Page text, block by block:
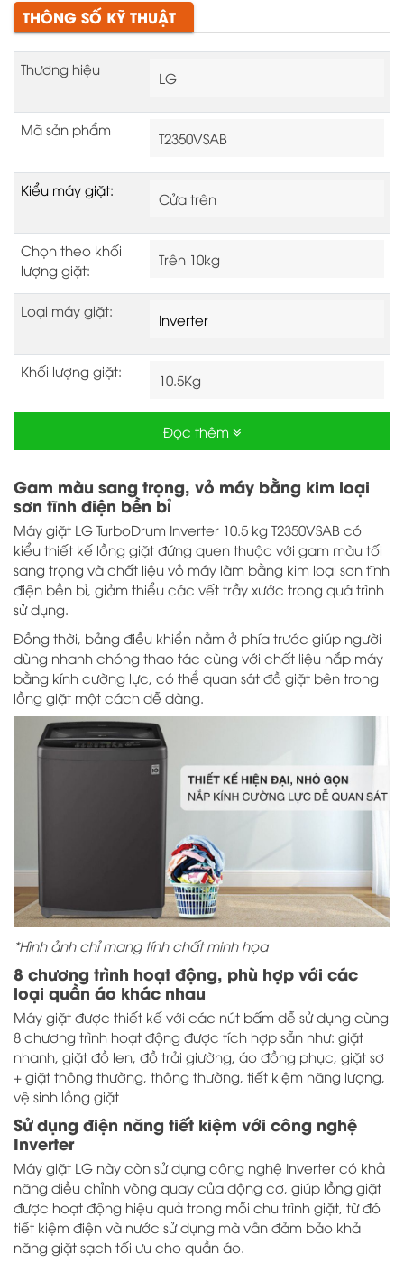
kg
T2350VSAB
số
lượng
THÔNG SỐ KỸ THUẬT
Thương hiệu LG
Mã sản phẩm T2350VSAB
Kiểu máy giặt: Cửa trên
Chọn theo khối
lượng giặt:
Trên 10kg
Loại máy giặt: Inverter
Khối lượng giặt: 10.5Kg
(vòng/ phút):
700 vòng/phút
Truyền động: Bằng dây Curoa
Bảng điều khiển: Anh – Việt
Chế độ giặt:
Công nghệ giặt: Auto PreWash
Tiện ích:
Chức năng chẩn đoán thông
minh
Công nghệ giặt chuyển động
Tiết kiệm nước
Tiết kiệm điện
điện thoại
Giặt sơ tự động
Số người sử dụng: Trên 6 người (trên 8.5 Kg)
Chất liệu lồng
giặt:
Thép không gỉ
Kích thước (mm):
Cao 96 cm – Ngang 59 cm – Sâu
60.6 cm
Bảo hành 24 tháng
Đọc thêm
Gam màu sang trọng, vỏ máy bằng kim loại
sơn tĩnh điện bền bỉ
Máy giặt LG TurboDrum Inverter 10.5 kg T2350VSAB có
kiểu thiết kế lồng giặt đứng quen thuộc với gam màu tối
sang trọng và chất liệu vỏ máy làm bằng kim loại sơn tĩnh
điện bền bỉ, giảm thiểu các vết trầy xước trong quá trình
sử dụng.
Đồng thời, bảng điều khiển nằm ở phía trước giúp người
dùng nhanh chóng thao tác cùng với chất liệu nắp máy
bằng kính cường lực, có thể quan sát đồ giặt bên trong
lồng giặt một cách dễ dàng.
*Hình ảnh chỉ mang tính chất minh họa
8 chương trình hoạt động, phù hợp với các
loại quần áo khác nhau
Máy giặt được thiết kế với các nút bấm dễ sử dụng cùng
8 chương trình hoạt động được tích hợp sẵn như: giặt
nhanh, giặt đồ len, đồ trải giường, áo đồng phục, giặt sơ
+ giặt thông thường, thông thường, tiết kiệm năng lượng,
vệ sinh lồng giặt
Sử dụng điện năng tiết kiệm với công nghệ
Inverter
Máy giặt LG này còn sử dụng công nghệ Inverter có khả
năng điều chỉnh vòng quay của động cơ, giúp lồng giặt
được hoạt động hiệu quả trong mỗi chu trình giặt, từ đó
tiết kiệm điện và nước sử dụng mà vẫn đảm bảo khả
năng giặt sạch tối ưu cho quần áo.